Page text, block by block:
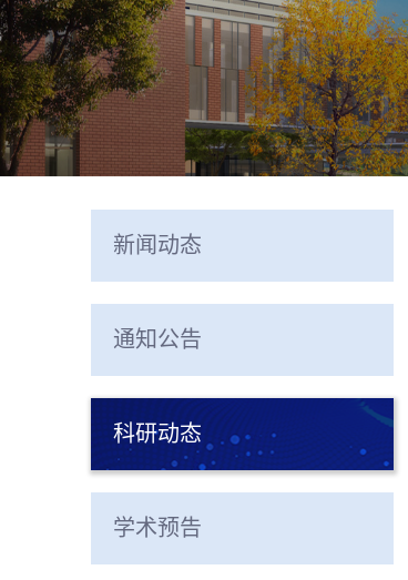
新闻动态
通知公告
科研动态
学术预告